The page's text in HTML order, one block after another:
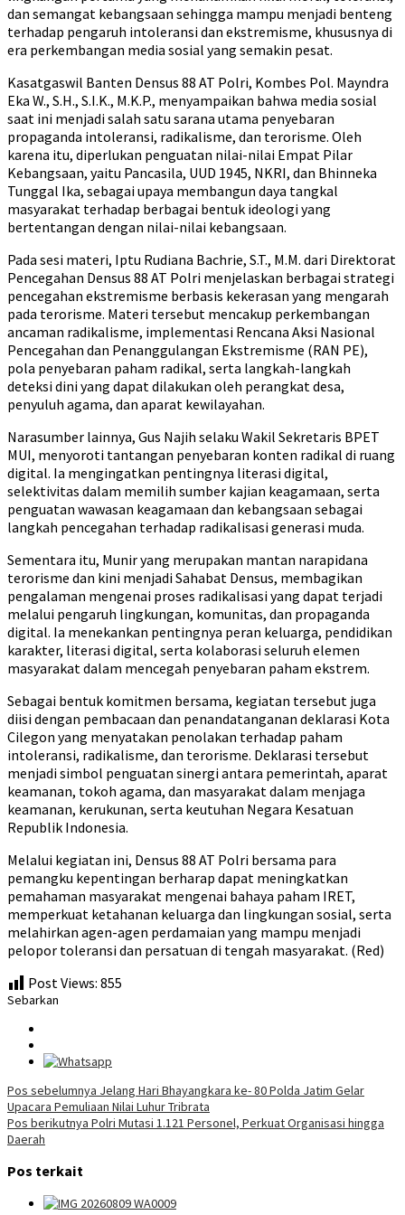
dan semangat kebangsaan sehingga mampu menjadi benteng
terhadap pengaruh intoleransi dan ekstremisme, khususnya di
era perkembangan media sosial yang semakin pesat.
Kasatgaswil Banten Densus 88 AT Polri, Kombes Pol. Mayndra
Eka W., S.H., S.I.K., M.K.P., menyampaikan bahwa media sosial
saat ini menjadi salah satu sarana utama penyebaran
propaganda intoleransi, radikalisme, dan terorisme. Oleh
karena itu, diperlukan penguatan nilai-nilai Empat Pilar
Kebangsaan, yaitu Pancasila, UUD 1945, NKRI, dan Bhinneka
Tunggal Ika, sebagai upaya membangun daya tangkal
masyarakat terhadap berbagai bentuk ideologi yang
bertentangan dengan nilai-nilai kebangsaan.
Pada sesi materi, Iptu Rudiana Bachrie, S.T., M.M. dari Direktorat
Pencegahan Densus 88 AT Polri menjelaskan berbagai strategi
pencegahan ekstremisme berbasis kekerasan yang mengarah
pada terorisme. Materi tersebut mencakup perkembangan
ancaman radikalisme, implementasi Rencana Aksi Nasional
Pencegahan dan Penanggulangan Ekstremisme (RAN PE),
pola penyebaran paham radikal, serta langkah-langkah
deteksi dini yang dapat dilakukan oleh perangkat desa,
penyuluh agama, dan aparat kewilayahan.
Narasumber lainnya, Gus Najih selaku Wakil Sekretaris BPET
MUI, menyoroti tantangan penyebaran konten radikal di ruang
digital. Ia mengingatkan pentingnya literasi digital,
selektivitas dalam memilih sumber kajian keagamaan, serta
penguatan wawasan keagamaan dan kebangsaan sebagai
langkah pencegahan terhadap radikalisasi generasi muda.
Sementara itu, Munir yang merupakan mantan narapidana
terorisme dan kini menjadi Sahabat Densus, membagikan
pengalaman mengenai proses radikalisasi yang dapat terjadi
melalui pengaruh lingkungan, komunitas, dan propaganda
digital. Ia menekankan pentingnya peran keluarga, pendidikan
karakter, literasi digital, serta kolaborasi seluruh elemen
masyarakat dalam mencegah penyebaran paham ekstrem.
Sebagai bentuk komitmen bersama, kegiatan tersebut juga
diisi dengan pembacaan dan penandatanganan deklarasi Kota
Cilegon yang menyatakan penolakan terhadap paham
intoleransi, radikalisme, dan terorisme. Deklarasi tersebut
menjadi simbol penguatan sinergi antara pemerintah, aparat
keamanan, tokoh agama, dan masyarakat dalam menjaga
keamanan, kerukunan, serta keutuhan Negara Kesatuan
Republik Indonesia.
Melalui kegiatan ini, Densus 88 AT Polri bersama para
pemangku kepentingan berharap dapat meningkatkan
pemahaman masyarakat mengenai bahaya paham IRET,
memperkuat ketahanan keluarga dan lingkungan sosial, serta
melahirkan agen-agen perdamaian yang mampu menjadi
pelopor toleransi dan persatuan di tengah masyarakat. (Red)
Post Views: 855
Sebarkan
Navigasi
pos
Pos sebelumnya Jelang Hari Bhayangkara ke- 80 Polda Jatim Gelar
Upacara Pemuliaan Nilai Luhur Tribrata
Pos berikutnya Polri Mutasi 1.121 Personel, Perkuat Organisasi hingga
Daerah
Pos terkait